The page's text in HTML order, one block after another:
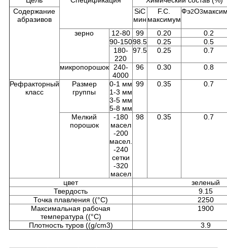
Содержание
абразивов
SiC
мин
F.C.
максимум
Фэ2О3
зерно 12-80 99 0.20
0.2
90-15098.5 0.25
0.5
180-
220
97.5 0.25 0.7
микропорошок 240-
4000
96 0.30 0.8
Рефракторный
класс
Размер
группы
0-1 мм
1-3 мм
3-5 мм
5-8 мм
99 0.35 0.7
Мелкий
порошок
-180
масел
-200
масел.
-240
сетки
-320
масел
98 0.35 0.7
цвет
зеленый
Твердость
9.15
Точка плавления ((°C)
2250
Максимальная рабочая
температура ((°C)
1900
Плотность туров ((g/cm3) 3.9